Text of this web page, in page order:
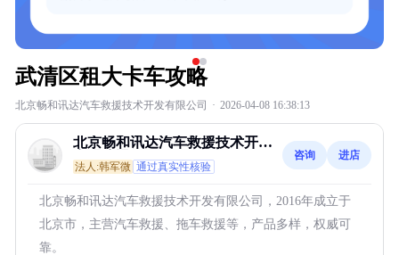
武清区租大卡车攻略
北京畅和讯达汽车救援技术开发有限公司 · 2026-04-08 16:38:13
北京畅和讯达汽车救援技术开发
有限公司
法人:韩军微 通过真实性核验
咨询 进店
北京畅和讯达汽车救援技术开发有限公司，2016年成立于
北京市，主营汽车救援、拖车救援等，产品多样，权威可
靠。